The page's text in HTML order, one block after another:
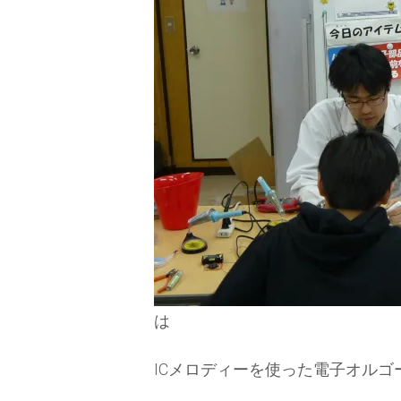
は
ICメロディーを使った電子オルゴ